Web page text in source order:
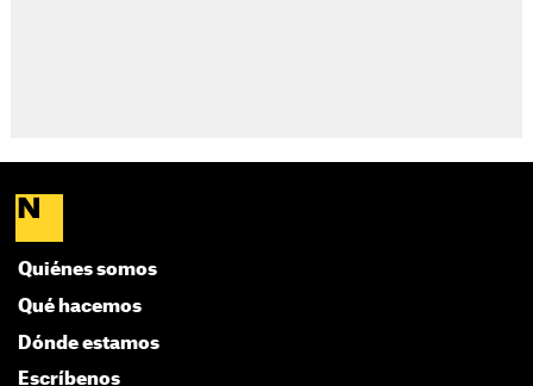
Quiénes somos
Qué hacemos
Dónde estamos
Escríbenos